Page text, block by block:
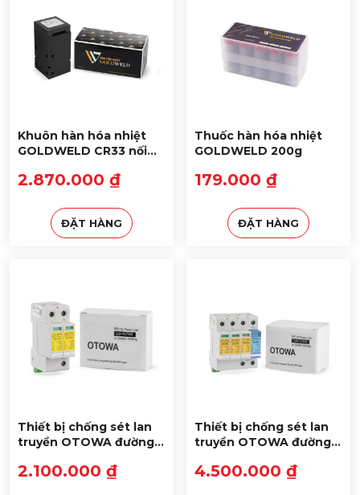
Khuôn hàn hóa nhiệt
GOLDWELD CR33 nối
2.870.000 ₫
ĐẶT HÀNG
Thuốc hàn hóa nhiệt
GOLDWELD 200g
179.000 ₫
ĐẶT HÀNG
Thiết bị chống sét lan
truyền OTOWA đường
2.100.000 ₫
Thiết bị chống sét lan
truyền OTOWA đường
4.500.000 ₫